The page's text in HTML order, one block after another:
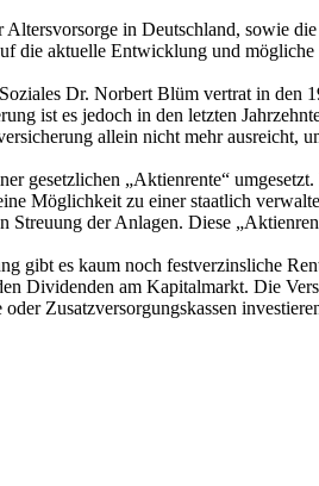
in Deutschland, sowie
die aktuelle Entwicklung und mögliche
Dr. Norbert Blüm vertrat in den
ist es jedoch in den letzten
allein nicht mehr ausreicht,
gesetzlichen „Aktienrente“
Möglichkeit zu einer staatlich
Streuung der Anlagen. Diese
gibt es kaum noch festverzinsliche
Dividenden am Kapitalmarkt. Die
Zusatzversorgungskassen